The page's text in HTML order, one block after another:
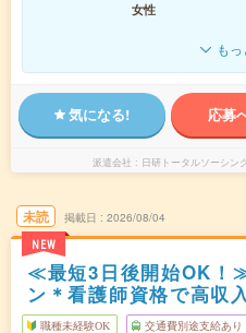
女性
も
気になる! 応募
派遣会社 日研トータルソーシ
未読
NEW
掲載日 2026/08/04
≪最短3日後開始OK！
ン＊看護師資格で高収
職種未経験OK 交通費別途支給あり